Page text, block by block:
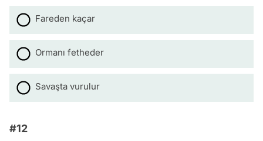
Fareden kaçar
Ormanı fetheder
Savaşta vurulur
#12